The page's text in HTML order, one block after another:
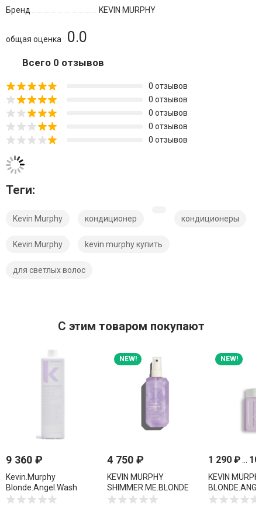
Бренд
KEVIN MURPHY
0.0
общая оценка
Всего 0 отзывов
0 отзывов
0 отзывов
0 отзывов
0 отзывов
0 отзывов
Теги:
Kevin Murphy кондиционер кондиционеры
Kevin.Murphy kevin murphy купить
для светлых волос
C этим товаром покупают
9 360 ₽
Kevin.Murphy
Blonde.Angel.Wash
Шампунь тонирующий
NEW!
4 750 ₽
KEVIN MURPHY
SHIMMER.ME.BLONDE
СИЯЮЩИЙ СПРЕЙ ДЛЯ
NEW!
1 290 ₽ ...
KEVIN
ШАМПУНЬ